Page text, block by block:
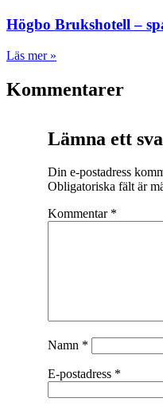
Högbo Brukshotell –
Läs mer »
Kommentarer
Lämna ett
Din e-postadress
Obligatoriska fält är
Kommentar *
Namn *
E-postadress *